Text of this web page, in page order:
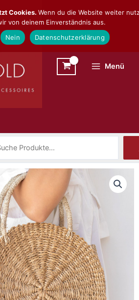
Menü
Cookies. Wenn du die Website weiter
von deinem Einverständnis aus.
Nein Datenschutzerklärung